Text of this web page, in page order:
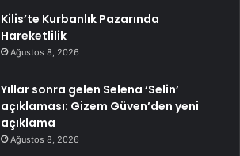
Kilis’te Kurbanlık Pazarında
Hareketlilik
Ağustos 8, 2026
Yıllar sonra gelen Selena ‘Selin’
açıklaması: Gizem Güven’den yeni
açıklama
Ağustos 8, 2026